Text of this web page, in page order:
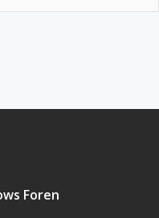
Foren